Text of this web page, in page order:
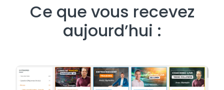
Ce que vous recevez
aujourd’hui :